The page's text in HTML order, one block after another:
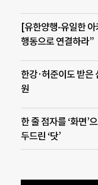
[유한양행-유일한
행동으로 연결하라”
한강·허준이도 받은
원
한 줄 점자를 ‘화면’
두드린 ‘닷’